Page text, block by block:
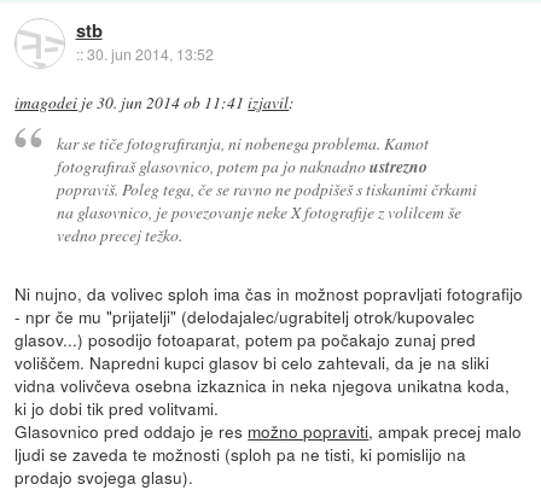
stb
::30. jun 2014, 13:52
imagodei je30. jun 2014 ob 11:41 izjavil:
kar se tiče fotografiranja, ni nobenega problema. Kamot
fotografiraš glasovnico, potem pa jo naknadnoustrezno
popraviš. Poleg tega, če se ravno ne podpišeš s tiskanimi črkami
na glasovnico, je povezovanje neke X fotografije z volilcem še
vedno precej težko.
Ni nujno, da volivec sploh ima čas in možnost popravljati fotografijo
- npr če mu "prijatelji" (delodajalec/ugrabitelj otrok/kupovalec
glasov...) posodijo fotoaparat, potem pa počakajo zunaj pred
voliščem. Napredni kupci glasov bi celo zahtevali, da je na sliki
vidna volivčeva osebna izkaznica in neka njegova unikatna koda,
ki jo dobi tik pred volitvami.
Glasovnico pred oddajo je res možno popraviti, ampak precej malo
ljudi se zaveda te možnosti (sploh pa ne tisti, ki pomislijo na
prodajo svojega glasu).